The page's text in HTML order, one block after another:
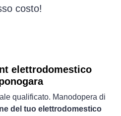
costo!
elettrodomestico
qualificato. Manodopera di
del tuo elettrodomestico